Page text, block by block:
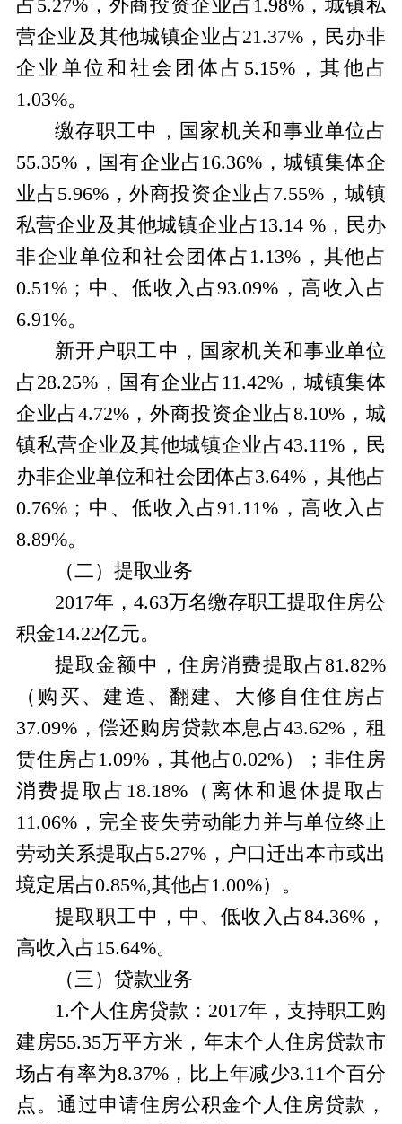
占5.27%，外商投资企业占1.98%，城镇私
营企业及其他城镇企业占21.37%，民办非
企业单位和社会团体占5.15%，其他占
1.03%。
缴存职工中，国家机关和事业单位占
55.35%，国有企业占16.36%，城镇集体企
业占5.96%，外商投资企业占7.55%，城镇
私营企业及其他城镇企业占13.14 %，民办
非企业单位和社会团体占1.13%，其他占
0.51%；中、低收入占93.09%，高收入占
6.91%。
新开户职工中，国家机关和事业单位
占28.25%，国有企业占11.42%，城镇集体
企业占4.72%，外商投资企业占8.10%，城
镇私营企业及其他城镇企业占43.11%，民
办非企业单位和社会团体占3.64%，其他占
0.76%；中、低收入占91.11%，高收入占
8.89%。
（二）提取业务
2017年，4.63万名缴存职工提取住房公
积金14.22亿元。
提取金额中，住房消费提取占81.82%
（购买、建造、翻建、大修自住住房占
37.09%，偿还购房贷款本息占43.62%，租
赁住房占1.09%，其他占0.02%）；非住房
消费提取占18.18%（离休和退休提取占
11.06%，完全丧失劳动能力并与单位终止
劳动关系提取占5.27%，户口迁出本市或出
境定居占0.85%,其他占1.00%）。
提取职工中，中、低收入占84.36%，
高收入占15.64%。
（三）贷款业务
1.个人住房贷款：2017年，支持职工购
建房55.35万平方米，年末个人住房贷款市
场占有率为8.37%，比上年减少3.11个百分
点。通过申请住房公积金个人住房贷款，